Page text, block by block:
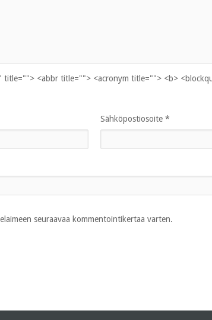
title=""> <abbr title=""> <acronym title=""> <b>
Sähköpostiosoite *
seuraavaa kommentointikertaa varten.